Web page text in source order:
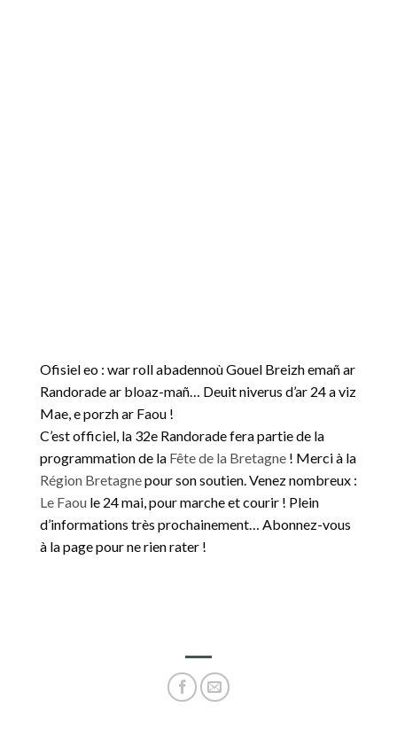
Ofisiel eo : war roll abadennoù Gouel Breizh emañ ar
Randorade ar bloaz-mañ… Deuit niverus d’ar 24 a viz
Mae, e porzh ar Faou !
C’est officiel, la 32e Randorade fera partie de la
programmation de la Fête de la Bretagne ! Merci à la
Région Bretagnepour son soutien. Venez nombreux :
Le Faou le 24 mai, pour marche et courir ! Plein
d’informations très prochainement… Abonnez-vous
à la page pour ne rien rater !